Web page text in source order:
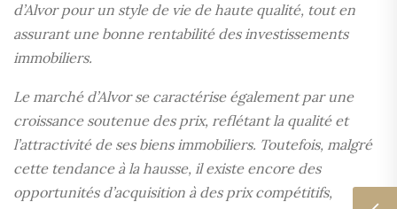
d’Alvor pour un style de vie de haute qualité, tout en
assurant une bonne rentabilité des investissements
immobiliers.
Le marché d’Alvor se caractérise également par une
croissance soutenue des prix, reflétant la qualité et
l’attractivité de ses biens immobiliers. Toutefois, malgré
cette tendance à la hausse, il existe encore des
opportunités d’acquisition à des prix compétitifs,